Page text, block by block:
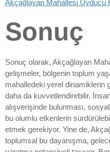
Akçağlayan Mahallesi Uyducu
Sonuç
Sonuç olarak, Akçağlayan
gelişmeler, bölgenin toplum
mahalledeki yerel dinamiklerin
daha da kuvvetlendirebilir.
alışverişinde bulunması,
bu olumlu etkenlerin
etmek gerekiyor. Yine de,
toplumsal bu dayanışma,